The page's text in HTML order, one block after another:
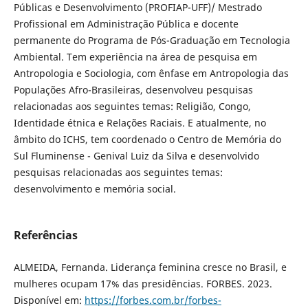
Públicas e Desenvolvimento (PROFIAP-UFF)/ Mestrado
Profissional em Administração Pública e docente
permanente do Programa de Pós-Graduação em Tecnologia
Ambiental. Tem experiência na área de pesquisa em
Antropologia e Sociologia, com ênfase em Antropologia das
Populações Afro-Brasileiras, desenvolveu pesquisas
relacionadas aos seguintes temas: Religião, Congo,
Identidade étnica e Relações Raciais. E atualmente, no
âmbito do ICHS, tem coordenado o Centro de Memória do
Sul Fluminense - Genival Luiz da Silva e desenvolvido
pesquisas relacionadas aos seguintes temas:
desenvolvimento e memória social.
Referências
ALMEIDA, Fernanda. Liderança feminina cresce no Brasil, e
mulheres ocupam 17% das presidências. FORBES. 2023.
Disponível em: https://forbes.com.br/forbes-